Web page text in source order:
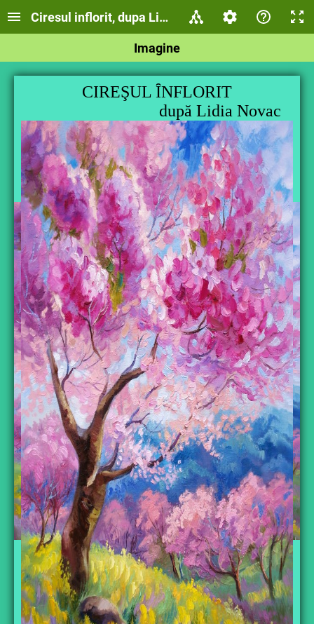
Ciresul inflorit, dupa Lidia Novac
Imagine
CIREŞUL ȊNFLORIT
după Lidia Novac